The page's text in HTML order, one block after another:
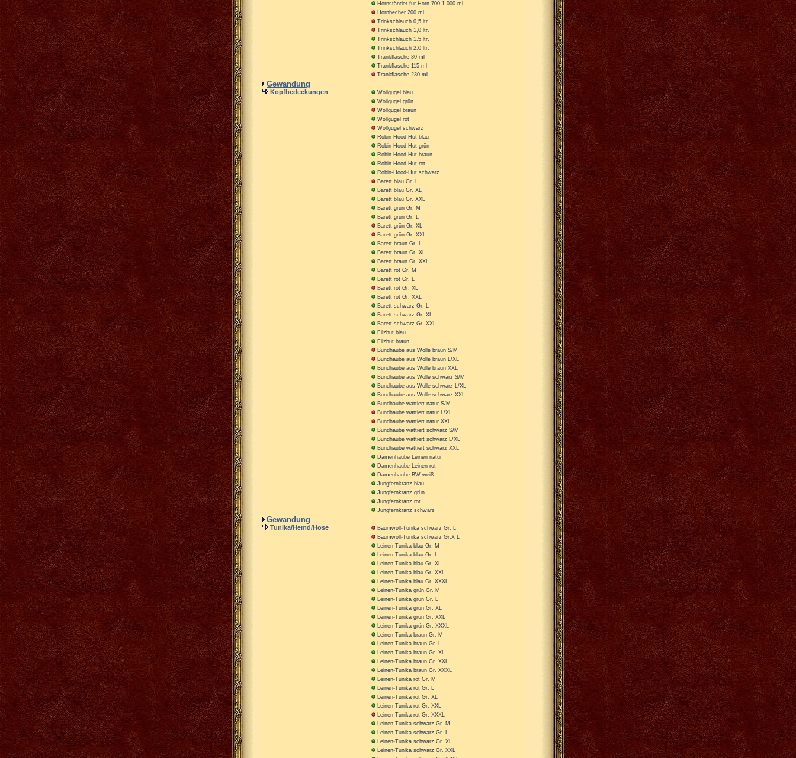
Hornständer für Horn 700-1.000 ml
Hornbecher 200 ml
Trinkschlauch 0,5 ltr.
Trinkschlauch 1,0 ltr.
Trinkschlauch 1,5 ltr.
Trinkschlauch 2,0 ltr.
Trankflasche 30 ml
Trankflasche 115 ml
Trankflasche 230 ml
Gewandung
Kopfbedeckungen
Wollgugel blau
Wollgugel grün
Wollgugel braun
Wollgugel rot
Wollgugel schwarz
Robin-Hood-Hut blau
Robin-Hood-Hut grün
Robin-Hood-Hut braun
Robin-Hood-Hut rot
Robin-Hood-Hut schwarz
Barett blau Gr. L
Barett blau Gr. XL
Barett blau Gr. XXL
Barett grün Gr. M
Barett grün Gr. L
Barett grün Gr. XL
Barett grün Gr. XXL
Barett braun Gr. L
Barett braun Gr. XL
Barett braun Gr. XXL
Barett rot Gr. M
Barett rot Gr. L
Barett rot Gr. XL
Barett rot Gr. XXL
Barett schwarz Gr. L
Barett schwarz Gr. XL
Barett schwarz Gr. XXL
Filzhut blau
Filzhut braun
Bundhaube aus Wolle braun S/M
Bundhaube aus Wolle braun L/XL
Bundhaube aus Wolle braun XXL
Bundhaube aus Wolle schwarz S/M
Bundhaube aus Wolle schwarz L/XL
Bundhaube aus Wolle schwarz XXL
Bundhaube wattiert natur S/M
Bundhaube wattiert natur L/XL
Bundhaube wattiert natur XXL
Bundhaube wattiert schwarz S/M
Bundhaube wattiert schwarz L/XL
Bundhaube wattiert schwarz XXL
Damenhaube Leinen natur
Damenhaube Leinen rot
Damenhaube BW weiß
Jungfernkranz blau
Jungfernkranz grün
Jungfernkranz rot
Jungfernkranz schwarz
Gewandung
Tunika/Hemd/Hose
Baumwoll-Tunika schwarz Gr. L
Baumwoll-Tunika schwarz Gr.X L
Leinen-Tunika blau Gr. M
Leinen-Tunika blau Gr. L
Leinen-Tunika blau Gr. XL
Leinen-Tunika blau Gr. XXL
Leinen-Tunika blau Gr. XXXL
Leinen-Tunika grün Gr. M
Leinen-Tunika grün Gr. L
Leinen-Tunika grün Gr. XL
Leinen-Tunika grün Gr. XXL
Leinen-Tunika grün Gr. XXXL
Leinen-Tunika braun Gr. M
Leinen-Tunika braun Gr. L
Leinen-Tunika braun Gr. XL
Leinen-Tunika braun Gr. XXL
Leinen-Tunika braun Gr. XXXL
Leinen-Tunika rot Gr. M
Leinen-Tunika rot Gr. L
Leinen-Tunika rot Gr. XL
Leinen-Tunika rot Gr. XXL
Leinen-Tunika rot Gr. XXXL
Leinen-Tunika schwarz Gr. M
Leinen-Tunika schwarz Gr. L
Leinen-Tunika schwarz Gr. XL
Leinen-Tunika schwarz Gr. XXL